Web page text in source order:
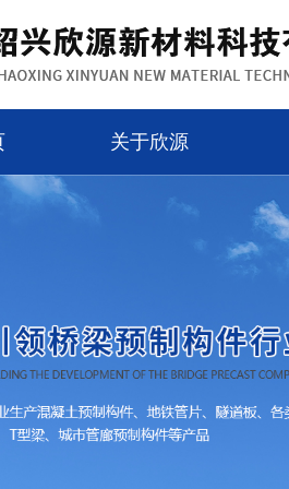
关于欣源